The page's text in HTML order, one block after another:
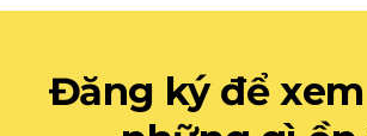
Đăng ký để